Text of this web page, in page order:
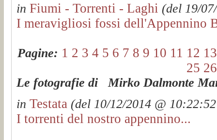
in Fiumi - Torrenti - Laghi (del 19/
I meravigliosi fossi dell'Appennino
Pagine: 1 2 3 4 5 6 7 8 9 10 11 12 13
25 26
Le fotografie di Mirko Dalmonte
in Testata (del 10/12/2014 @
I torrenti del nostro appennino...